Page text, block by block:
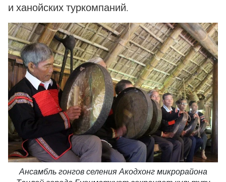
и ханойских туркомпаний.
Ансамбль гонгов селения Акодхонг микрорайона